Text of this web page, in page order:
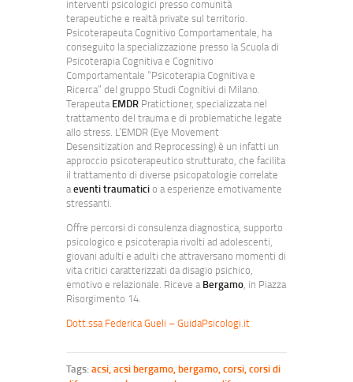
interventi psicologici presso comunità
terapeutiche e realtà private sul territorio.
Psicoterapeuta Cognitivo Comportamentale, ha
conseguito la specializzazione presso la Scuola di
Psicoterapia Cognitiva e Cognitivo
Comportamentale “Psicoterapia Cognitiva e
Ricerca” del gruppo Studi Cognitivi di Milano.
TerapeutaEMDR Pratictioner, specializzata nel
trattamento del trauma e di problematiche legate
allo stress. L’EMDR (Eye Movement
Desensitization and Reprocessing) è un infatti un
approccio psicoterapeutico strutturato, che facilita
il trattamento di diverse psicopatologie correlate
aeventi traumaticio a esperienze emotivamente
stressanti.
Offre percorsi di consulenza diagnostica, supporto
psicologico e psicoterapia rivolti ad adolescenti,
giovani adulti e adulti che attraversano momenti di
vita critici caratterizzati da disagio psichico,
emotivo e relazionale. Riceve aBergamo, in Piazza
Risorgimento 14.
Dott.ssa Federica Gueli – GuidaPsicologi.it
Tags:acsi,acsi bergamo,bergamo,corsi,corsi di